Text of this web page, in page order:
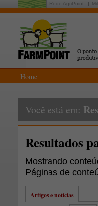
Rede AgriPoint:
Home
Você está em:
Resultados
Mostrando
Páginas de
Artigos e notícias